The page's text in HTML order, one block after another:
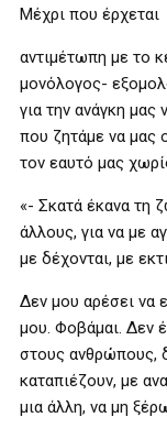
Μέχρι που έρχεται
αντιμέτωπη με το
μονόλογος-
για την ανάγκη μας
που ζητάμε να μας
τον εαυτό μας
«- Σκατά έκανα τη
άλλους, για να με
με δέχονται, με
Δεν μου αρέσει να
μου. Φοβάμαι. Δεν
στους ανθρώπους,
καταπιέζουν, με
μια άλλη, να μη